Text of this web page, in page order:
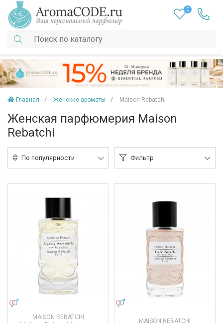
0
Главная Женские ароматы Maison Rebatchi
Женская парфюмерия Maison
Rebatchi
По популярности Фильтр
MAISON REBATCHI
MAISON REBATCHI